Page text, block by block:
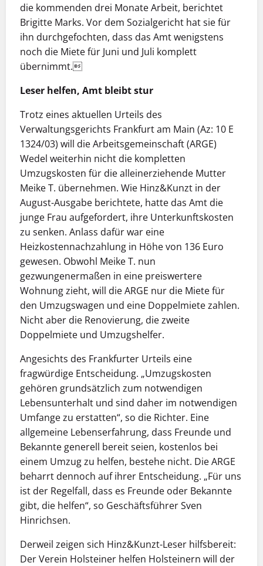
die kommenden drei Monate Arbeit, berichtet
Brigitte Marks. Vor dem Sozialgericht hat sie für
ihn durchgefochten, dass das Amt wenigstens
noch die Miete für Juni und Juli komplett
übernimmt.
Leser helfen, Amt bleibt stur
Trotz eines aktuellen Urteils des
Verwaltungsgerichts Frankfurt am Main (Az: 10 E
1324/03) will die Arbeitsgemeinschaft (ARGE)
Wedel weiterhin nicht die kompletten
Umzugskosten für die alleinerziehende Mutter
Meike T. übernehmen. Wie Hinz&Kunzt in der
August-Ausgabe berichtete, hatte das Amt die
junge Frau aufgefordert, ihre Unterkunftskosten
zu senken. Anlass dafür war eine
Heizkostennachzahlung in Höhe von 136 Euro
gewesen. Obwohl Meike T. nun
gezwungenermaßen in eine preiswertere
Wohnung zieht, will die ARGE nur die Miete für
den Umzugswagen und eine Doppelmiete zahlen.
Nicht aber die Renovierung, die zweite
Doppelmiete und Umzugshelfer.
Angesichts des Frankfurter Urteils eine
fragwürdige Entscheidung. „Umzugskosten
gehören grundsätzlich zum notwendigen
Lebensunterhalt und sind daher im notwendigen
Umfange zu erstatten“, so die Richter. Eine
allgemeine Lebenserfahrung, dass Freunde und
Bekannte generell bereit seien, kostenlos bei
einem Umzug zu helfen, bestehe nicht. Die ARGE
beharrt dennoch auf ihrer Entscheidung. „Für uns
ist der Regelfall, dass es Freunde oder Bekannte
gibt, die helfen“, so Geschäftsführer Sven
Hinrichsen.
Derweil zeigen sich Hinz&Kunzt-Leser hilfsbereit:
Der Verein Holsteiner helfen Holsteinern will der